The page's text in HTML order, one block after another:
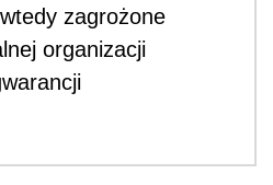
zagrożone
organizacji